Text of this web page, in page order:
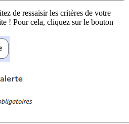
de ressaisir les critères de votre
! Pour cela, cliquez sur le bouton